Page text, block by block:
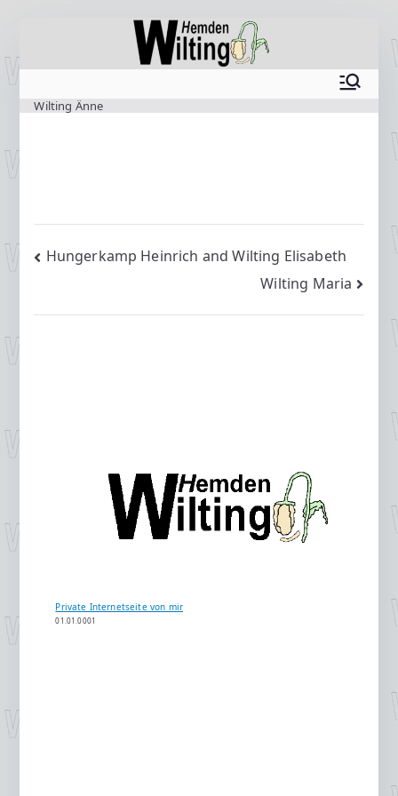
Inhalt
Wilting Änne
Beitragsnavigation
Hungerkamp Heinrich and Wilting Elisabeth
Wilting Maria
Private Internetseite von mir
01.01.0001